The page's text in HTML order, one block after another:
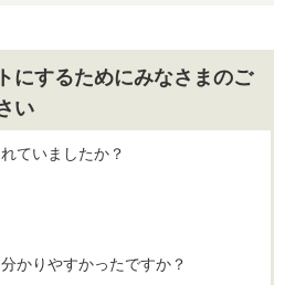
にするためにみなさまのご
い
ていましたか？
かりやすかったですか？